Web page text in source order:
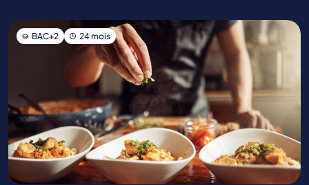
BAC+2 24 mois